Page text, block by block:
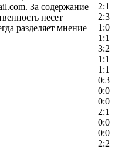
2:1
2:3
1:0
1:1
3:2
1:1
1:1
0:3
0:0
0:0
2:1
0:0
0:0
2:2
За содержание
несет
разделяет мнение